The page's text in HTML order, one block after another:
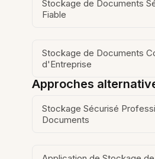
Stockage de Documents
Fiable
Stockage de Documents
d'Entreprise
Approches
Stockage Sécurisé
Documents